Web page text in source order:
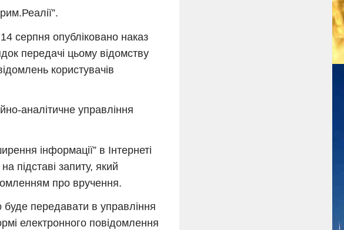
серпня опубліковано наказ
передачі цьому відомству
користувачів
аналітичне управління
інформації” в Інтернеті
підставі запиту, який
про вручення.
передавати в управління
електронного повідомлення